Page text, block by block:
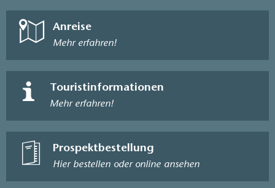
Anreise
Mehr erfahren!
Touristinformationen
Mehr erfahren!
Prospektbestellung
Hier bestellen oder online ansehen